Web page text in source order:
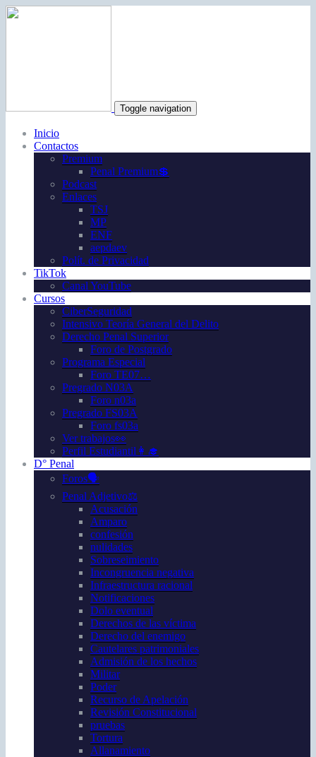
Toggle navigation
Inicio
Contactos
Premium
Penal Premium💲
Podcast
Enlaces
TSJ
MP
ENF
aepdaev
Polít. de Privacidad
TikTok
Canal YouTube
Cursos
CiberSeguridad
Intensivo Teoría General del Delito
Derecho Penal Superior
Foro de Postgrado
Programa Especial
Foro TE07…
Pregrado N03A
Foro n03a
Pregrado FS03A
Foro fs03a
Ver trabajos👀
Perfil Estudiantil👩‍🎓
D° Penal
Foros🗣️
Penal Adjetivo⚖️
Acusación
Amparo
confesión
nulidades
Sobreseimiento
Incongruencia negativa
Infraestructura racional
Notificaciones
Dolo eventual
Derechos de las víctima
Derecho del enemigo
Cautelares patrimoniales
Admisión de los hechos
Militar
Poder
Recurso de Apelación
Revisión Constitucional
pruebas
Tortura
Allanamiento